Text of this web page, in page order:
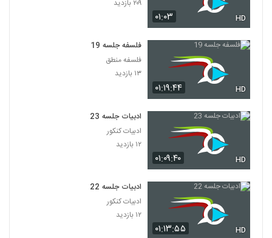
۰۱:۰۳ HD
۲۰۹ بازدید
۰۱:۱۹:۴۴ HD
فلسفه جلسه 19
فلسفه منطق
۱۳ بازدید
۰۱:۰۹:۴۰ HD
ادبیات جلسه 23
ادبیات کنکور
۱۲ بازدید
۰۱:۱۳:۵۵ HD
ادبیات جلسه 22
ادبیات کنکور
۱۲ بازدید